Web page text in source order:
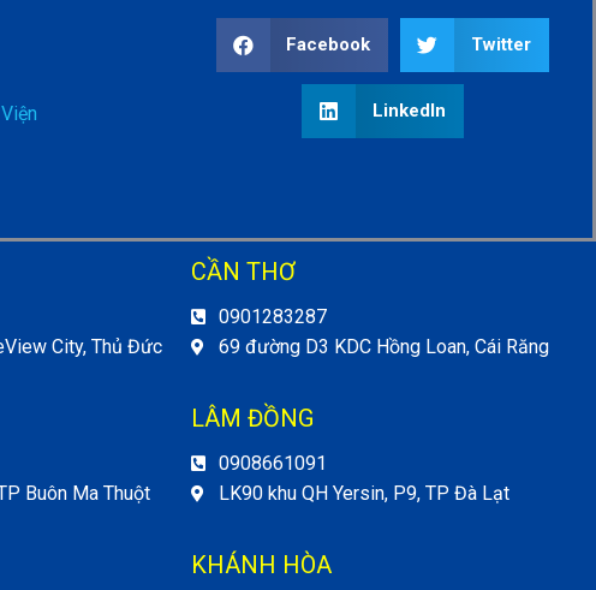
Facebook Twitter
LinkedIn
City, Thủ Đức
CẦN THƠ
0901283287
69 đường D3 KDC Hồng Loan, Cái Răng
Buôn Ma Thuột
LÂM ĐỒNG
0908661091
LK90 khu QH Yersin, P9, TP Đà Lạt
KHÁNH HÒA